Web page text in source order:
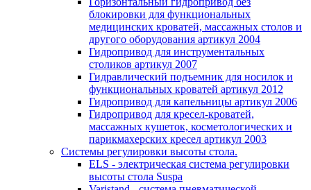
блокировки для функциональных
медицинских кроватей, массажных столов и
другого оборудования артикул 2004
Гидропривод для инструментальных
столиков артикул 2007
Гидравлический подъемник для носилок и
функциональных кроватей артикул 2012
Гидропривод для капельницы артикул 2006
Гидропривод для кресел-кроватей,
массажных кушеток, косметологических и
парикмахерских кресел артикул 2003
Системы регулировки высоты стола.
ELS - электрическая система регулировки
высоты стола Suspa